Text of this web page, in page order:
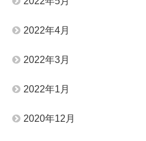
2022年4月
2022年3月
2022年1月
2020年12月